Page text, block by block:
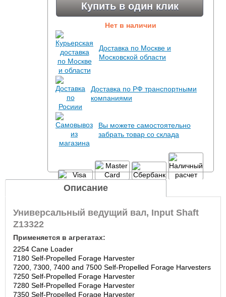
Купить в один клик
Нет в наличии
Доставка по Москве и
Московской области
Доставка по РФ транспортными
компаниями
Вы можете самостоятельно
забрать товар со склада
Описание
Универсальный ведущий вал, Input Shaft
Z13322
Применяется в агрегатах:
2254 Cane Loader
7180 Self-Propelled Forage Harvester
7200, 7300, 7400 and 7500 Self-Propelled Forage Harvesters
7250 Self-Propelled Forage Harvester
7280 Self-Propelled Forage Harvester
7350 Self-Propelled Forage Harvester